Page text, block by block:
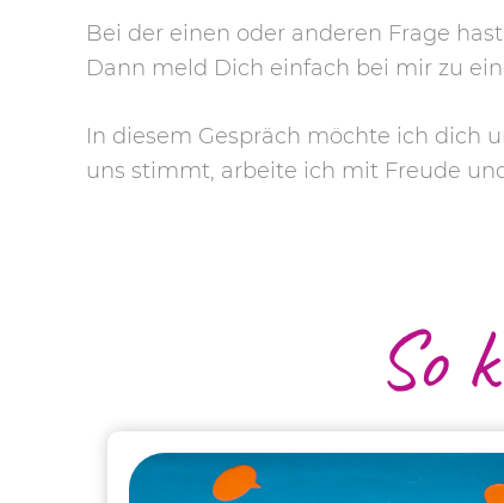
Bei der einen oder anderen Frage
Dann meld Dich einfach bei mir zu
In diesem Gespräch möchte ich dich
uns stimmt, arbeite ich mit Freude
So